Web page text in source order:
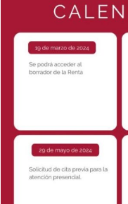
acceder
del